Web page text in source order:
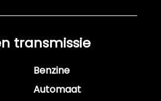
transmissie
Benzine
Automaat